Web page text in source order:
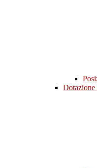
Dotazione